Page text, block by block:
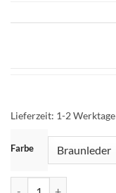
Lieferzeit: 1-2 Werktage
Farbe